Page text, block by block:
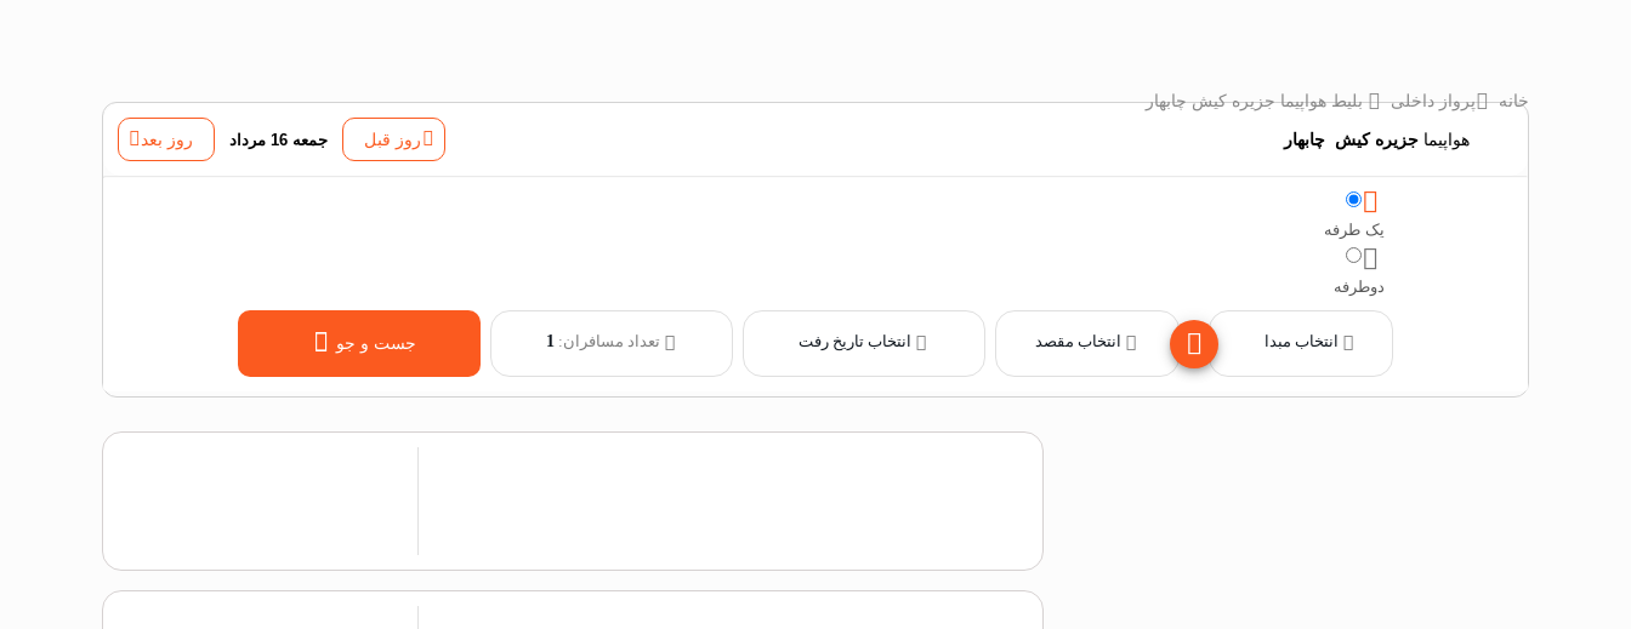
خانه پرواز داخلی
بلیط هواپیما جزیره کیش چابهار
هواپیما جزیره کیش چابهار روز قبل جمعه 16 مرداد روز بعد
یک طرفه
دوطرفه
انتخاب مبدا انتخاب مقصد تعداد مسافران:1 جست و جو